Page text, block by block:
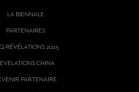
LA BIENNALE
PARTENAIRES
RÉVÉLATIONS 2025
CHINA
PARTENAIRE